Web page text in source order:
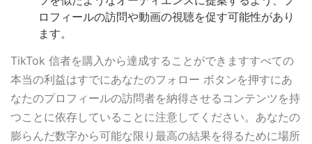
ロフィールの訪問や動画の視聴を促す可能性があり
ます。
TikTok 信者を購入から達成することができますすべての
本当の利益はすでにあなたのフォロー ボタンを押すにあ
なたのプロフィールの訪問者を納得させるコンテンツを持
つことに依存していることに注意してください。あなたの
膨らんだ数字から可能な限り最高の結果を得るために場所